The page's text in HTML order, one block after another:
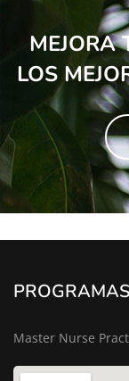
MEJORA
LOS
PROGRAMAS
Master Nurse